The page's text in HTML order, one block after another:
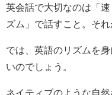
英会話で大切なのは「
ズム」で話すこと。そ
では、英語のリズムを
いのでしょう。